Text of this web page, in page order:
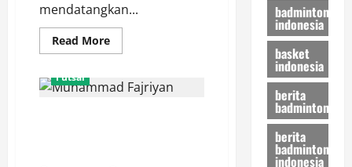
mendatangkan...
Read MoreRead
more
Vinicius
Costa,
Futsal
badminton
indonesia
basket
indonesia
berita
badminton
berita
badminton
indonesia